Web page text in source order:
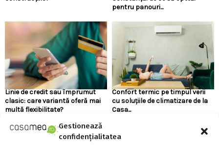
Gestionează
confidențialitatea
pentru panouri...
Linie de credit sau împrumut
clasic: care variantă oferă mai
multă flexibilitate?
Confort termic pe timpul verii
cu soluțiile de climatizare de la
Casa...
URMARESTE-NE PE FACEBOOK